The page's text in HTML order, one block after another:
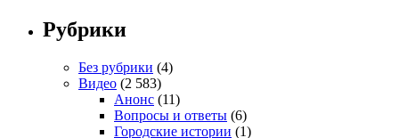
Рубрики
Без рубрики (4)
Видео (2 583)
Анонс (11)
Вопросы и ответы (6)
Городские истории (1)